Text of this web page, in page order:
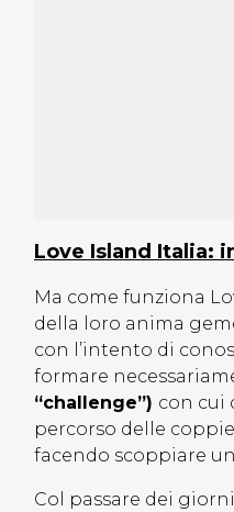
Love Island Italia:
Ma come funziona
della loro anima
con l’intento di
formare
“challenge”) con cui
percorso delle
facendo scoppiare
Col passare dei